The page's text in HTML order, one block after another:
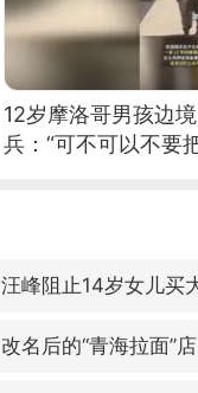
12岁摩洛哥男孩边
兵：“可不可以不要
汪峰阻止14岁女儿买
改名后的“青海拉面”店